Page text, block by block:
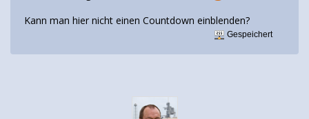
Kann man hier nicht einen Countdown einblenden?
Gespeichert